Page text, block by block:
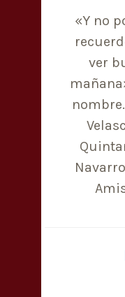
«Y no
ver